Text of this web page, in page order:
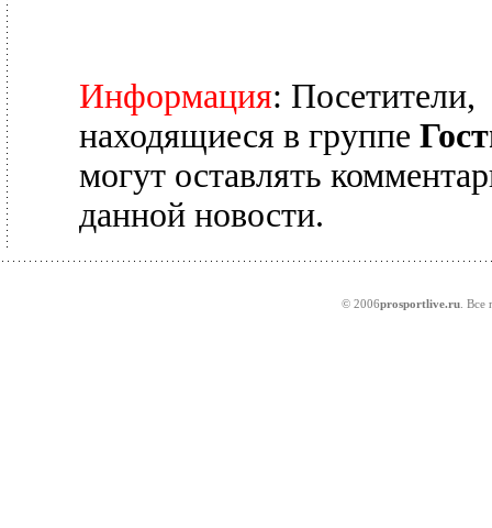
Информация: Посетители,
находящиеся в группе
могут оставлять
данной новости.
© 2006prosportlive.ru .